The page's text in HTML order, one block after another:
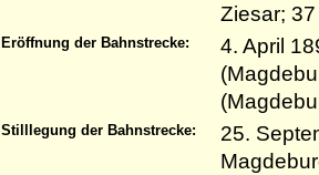
Ziesar;
Eröffnung der Bahnstrecke:
4. April
Stilllegung der Bahnstrecke:
25.